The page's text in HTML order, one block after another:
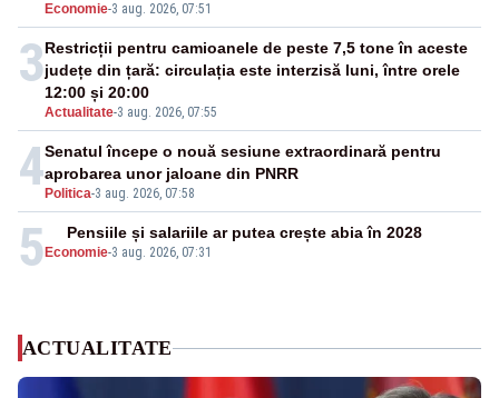
Economie-3 aug. 2026, 07:51
3
Actualitate-3 aug. 2026, 07:55
Restricții pentru camioanele de peste 7,5 tone în aceste
județe din țară: circulația este interzisă luni, între orele
12:00 și 20:00
4 Politica-3 aug. 2026, 07:58
Senatul începe o nouă sesiune extraordinară pentru
aprobarea unor jaloane din PNRR
5 Economie-3 aug. 2026, 07:31
Pensiile și salariile ar putea crește abia în 2028
ACTUALITATE